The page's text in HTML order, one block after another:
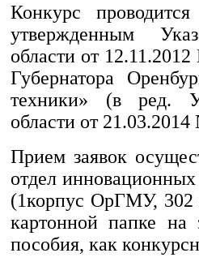
Конкурс
утвержденным
области от
Губернатора
техники» (в ред.
области от
Прием заявок
отдел
(1корпус ОрГМУ, 302
картонной папке на
пособия, как